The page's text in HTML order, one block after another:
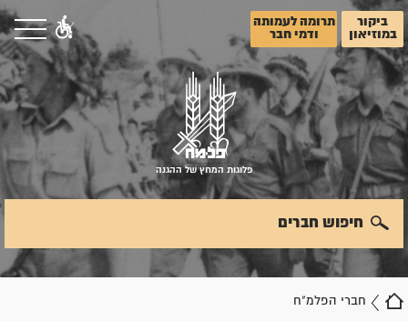
ביקור
במוזיאון
תרומה לעמותה
ודמי חבר
פלוגות המחץ של ההגנה
חברי הפלמ"ח
חיפוש חברים